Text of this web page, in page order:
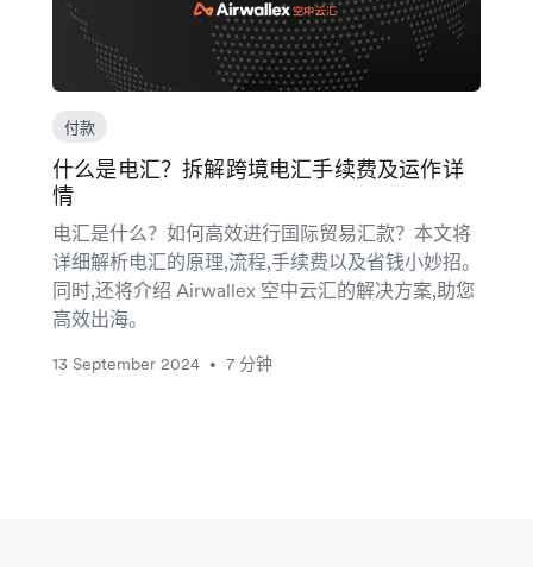
付款
什么是电汇？拆解跨境电汇手续费及运作详
情
电汇是什么？如何高效进行国际贸易汇款？本文将
详细解析电汇的原理,流程,手续费以及省钱小妙招。
同时,还将介绍 Airwallex 空中云汇的解决方案,助您
高效出海。
13 September 2024 • 7 分钟